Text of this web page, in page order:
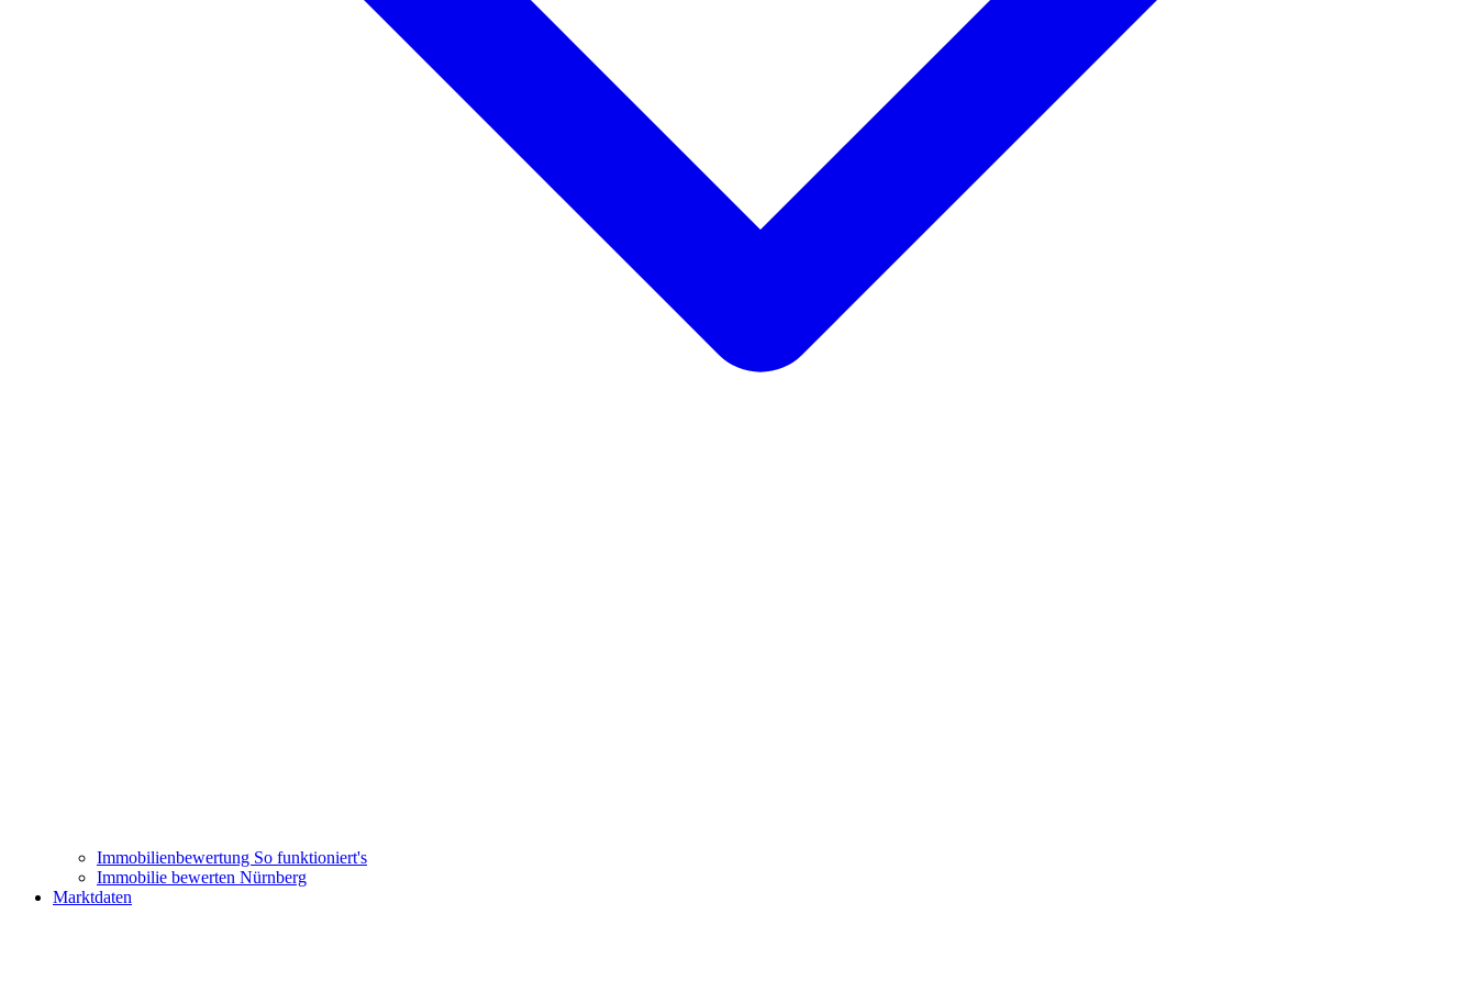
Immobilienbewertung So funktioniert's
Immobilie bewerten Nürnberg
Marktdaten